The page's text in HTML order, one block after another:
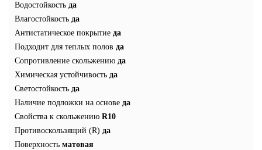
Водостойкость да
Влагостойкость да
Антистатическое покрытие да
Подходит для теплых полов да
Сопротивление скольжению да
Химическая устойчивость да
Светостойкость да
Наличие подложки на основе да
Свойства к скольжению R10
Противоскользящий (R) да
Поверхность матовая